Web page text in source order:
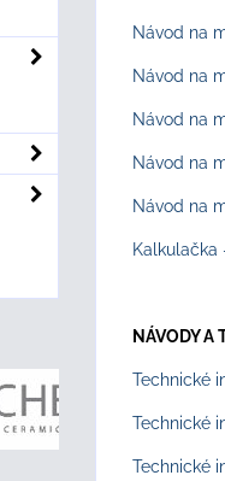
Návod na
Návod na
Návod na
Návod na
Návod na
NÁVODY
Technické
Technické
Technické